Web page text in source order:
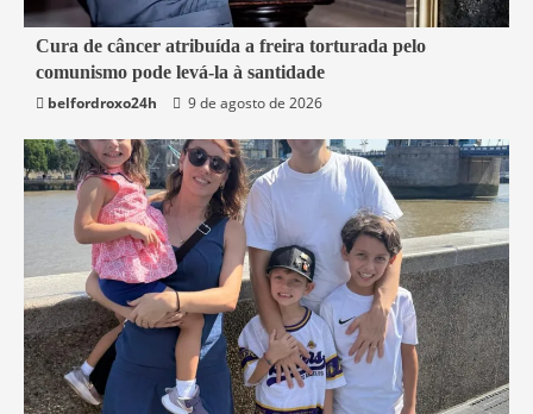
4 min read
Mundo
Cura de câncer atribuída a freira torturada pelo
comunismo pode levá-la à santidade
belfordroxo24h
9 de agosto de 2026